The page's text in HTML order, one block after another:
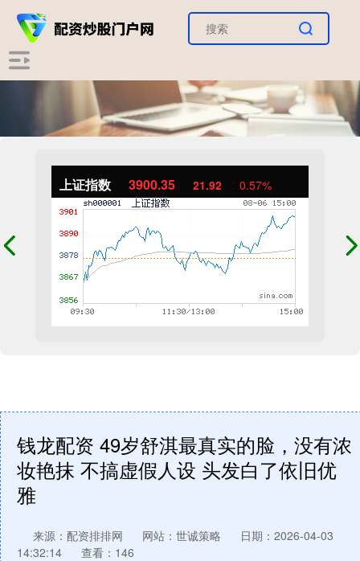
上证指数 3900.35 21.92 0.57%
钱龙配资 49岁舒淇最真实的脸，没有浓
妆艳抹 不搞虚假人设 头发白了依旧优
雅
来源：配资排排网 网站：世诚策略
日期：2026-04-03
14:32:14
查看：146